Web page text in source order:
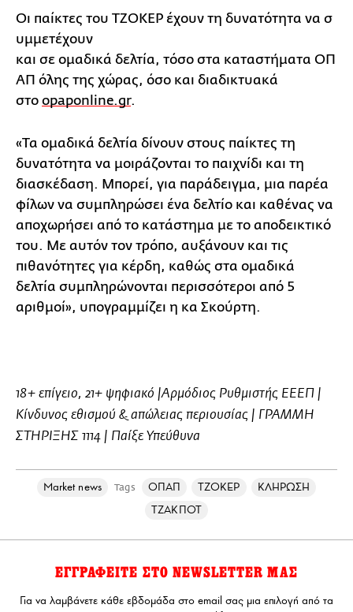
Οι παίκτες του ΤΖΟΚΕΡ έχουν τη δυνατότητα να σ
υμμετέχουν
και σε ομαδικά δελτία, τόσο στα καταστήματα ΟΠ
ΑΠ όλης της χώρας, όσο και διαδικτυακά
στο opaponline.gr.
«Τα ομαδικά δελτία δίνουν στους παίκτες τη
δυνατότητα να μοιράζονται το παιχνίδι και τη
διασκέδαση. Μπορεί, για παράδειγμα, μια παρέα
φίλων να συμπληρώσει ένα δελτίο και καθένας να
αποχωρήσει από το κατάστημα με το αποδεικτικό
του. Με αυτόν τον τρόπο, αυξάνουν και τις
πιθανότητες για κέρδη, καθώς στα ομαδικά
δελτία συμπληρώνονται περισσότεροι από 5
αριθμοί», υπογραμμίζει η κα Σκούρτη.
18+ επίγειο, 21+ ψηφιακό |Αρμόδιος Ρυθμιστής ΕΕΕΠ |
Κίνδυνος εθισμού & απώλειας περιουσίας | ΓΡΑΜΜΗ
ΣΤΗΡΙΞΗΣ 1114 | Παίξε Υπεύθυνα
Market news Tags ΟΠΑΠ ΤΖΟΚΕΡ
ΚΛΗΡΩΣΗ
ΤΖΑΚΠΟΤ
ΕΓΓΡΑΦΕΙΤΕ ΣΤΟ NEWSLETTER ΜΑΣ
Για να λαμβάνετε κάθε εβδομάδα στο email σας μια επιλογή από τα